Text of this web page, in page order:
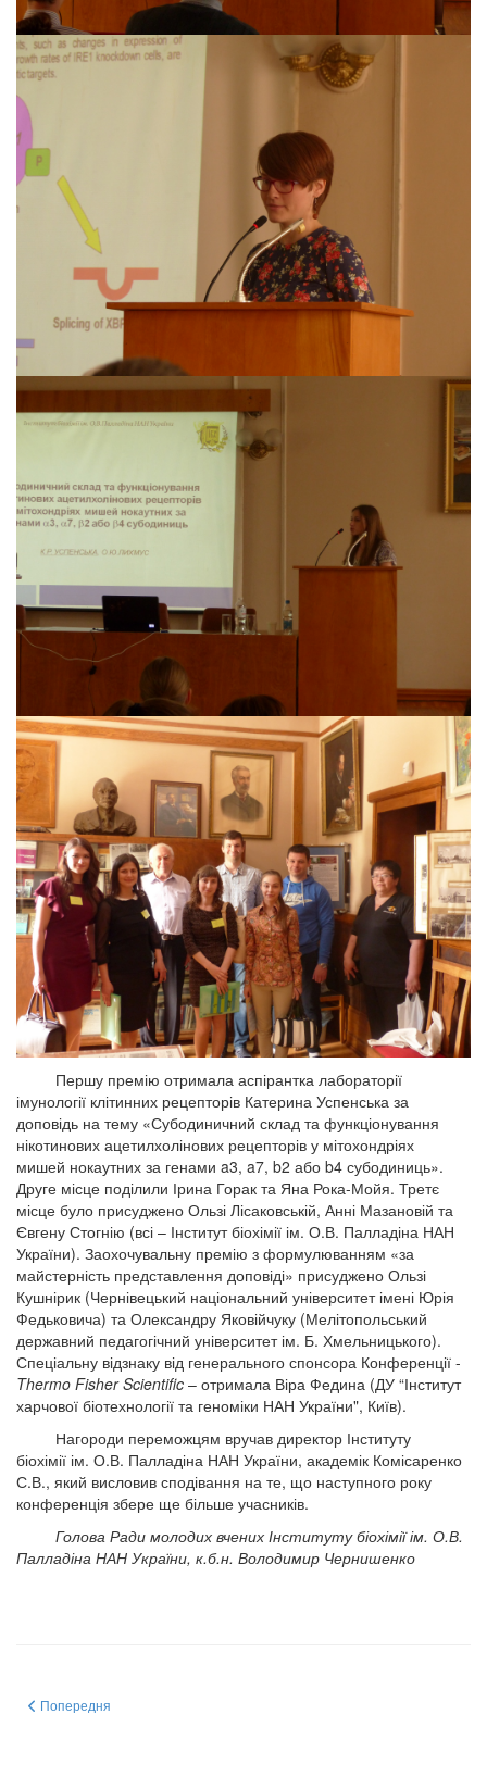
Першу премію отримала аспірантка лабораторії
імунології клітинних рецепторів Катерина Успенська за
доповідь на тему «Субодиничний склад та функціонування
нікотинових ацетилхолінових рецепторів у мітохондріях
мишей нокаутних за генами a3, a7, b2 або b4 субодиниць».
Друге місце поділили Ірина Горак та Яна Рока-Мойя. Третє
місце було присуджено Ользі Лісаковській, Анні Мазановій та
Євгену Стогнію (всі – Інститут біохімії ім. О.В. Палладіна НАН
України). Заохочувальну премію з формулюванням «за
майстерність представлення доповіді» присуджено Ользі
Кушнірик (Чернівецький національний університет імені Юрія
Федьковича) та Олександру Яковійчуку (Мелітопольський
державний педагогічний університет ім. Б. Хмельницького).
Спеціальну відзнаку від генерального спонсора Конференції -
Thermo Fisher Scientific – отримала Віра Федина (ДУ “Інститут
харчової біотехнології та геноміки НАН України", Київ).
Нагороди переможцям вручав директор Інституту
біохімії ім. О.В. Палладіна НАН України, академік Комісаренко
С.В., який висловив сподівання на те, що наступного року
конференція збере ще більше учасників.
Голова Ради молодих вчених Інституту біохімії ім. О.В.
Палладіна НАН України, к.б.н. Володимир Чернишенко
Попередня стаття: "Актуальні проблеми біохімії та біотехнології –
Попередня